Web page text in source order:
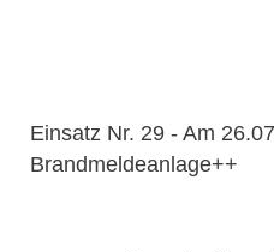
Einsatz Nr. 29 - Am
Brandmeldeanlage++